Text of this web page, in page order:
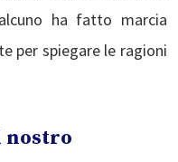
ha fatto marcia
per spiegare le ragioni
nostro